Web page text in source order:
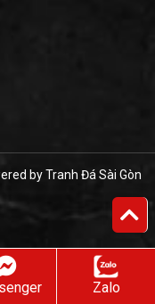
by Tranh Đá Sài Gòn
Zalo